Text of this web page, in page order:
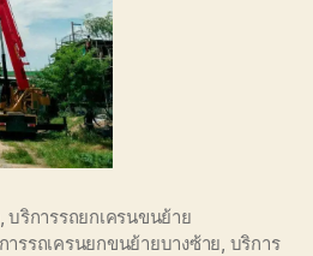
,บริการรถยกเครนขนย้าย
ารรถเครนยกขนย้ายบางซ้าย บริการ